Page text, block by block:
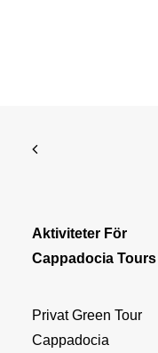
Aktiviteter För
Cappadocia Tours
Privat Green Tour
Cappadocia